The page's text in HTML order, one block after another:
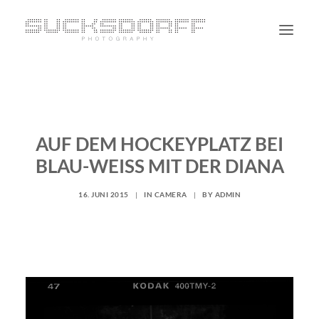
PERSONAL
BLOG
AUF DEM HOCKEYPLATZ BEI
BLAU-WEISS MIT DER DIANA
16. JUNI 2015 | IN CAMERA | BY ADMIN